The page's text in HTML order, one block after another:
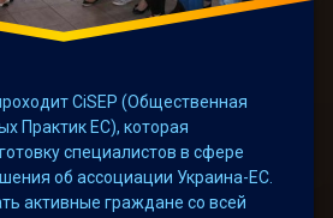
CiSEP (Общественная
Практик ЕС), которая
специалистов в сфере
об ассоциации Украина-ЕС.
активные граждане со всей